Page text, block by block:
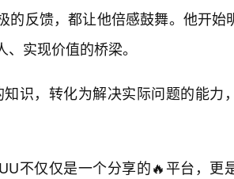
的反馈，都让他倍感鼓舞。他开始
实现价值的桥梁。
识，转化为解决实际问题的能力
不仅仅是一个分享的🔥平台，更